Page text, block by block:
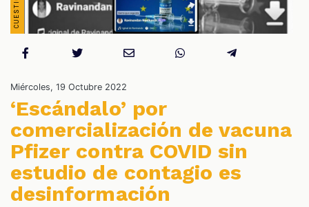
Miércoles, 19 Octubre 2022
‘Escándalo’ por
comercialización de vacuna
Pfizer contra COVID sin
estudio de contagio es
desinformación